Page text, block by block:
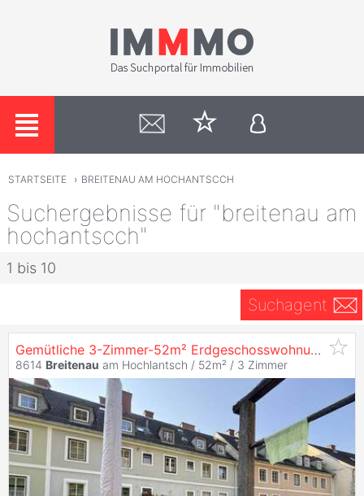
STARTSEITE › BREITENAU AM HOCHANTSCCH
Suchergebnisse für "breitenau am
hochantscch"
1 bis 10
Suchagent
Gemütliche 3-Zimmer-52m² Erdgeschosswohnung mit moderner Küche und Bad in idyllischer naturnaher Wohnlage in
8614 Breitenau am Hochlantsch / 52m² / 3 Zimmer